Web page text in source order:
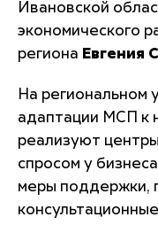
Ивановской
экономического
региона Евгения
На региональном
адаптации МСП к
реализуют
спросом у
меры поддержки,